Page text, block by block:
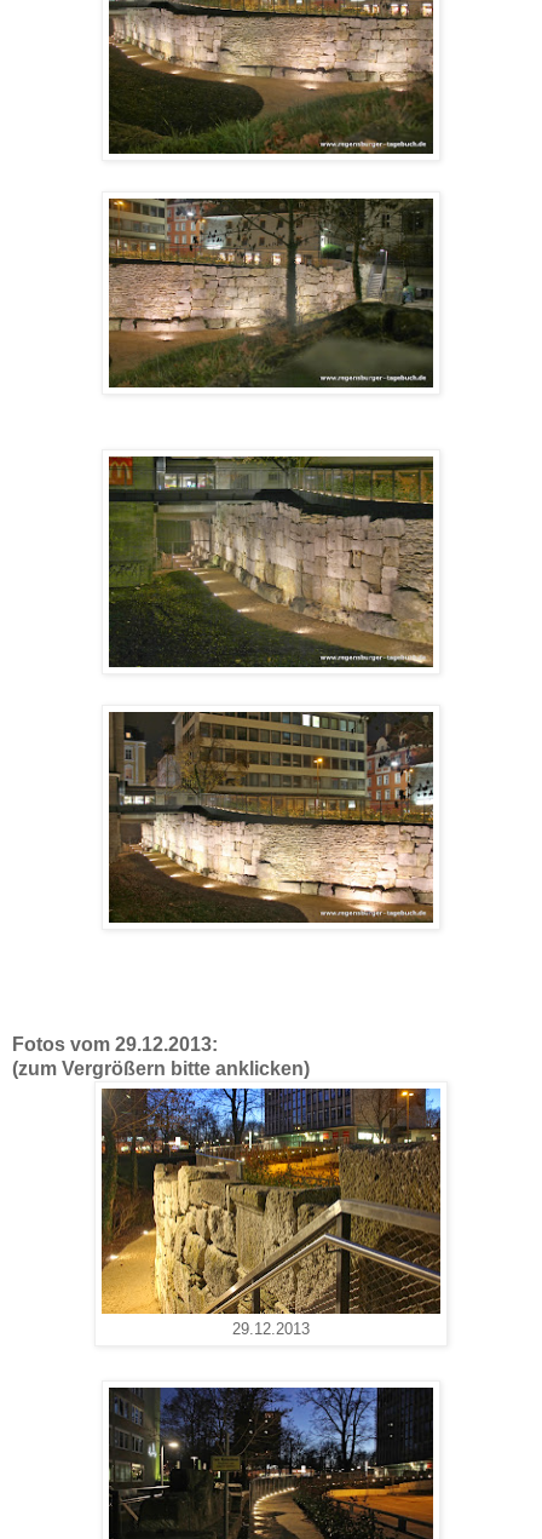
Fotos vom 29.12.2013:
(zum Vergrößern bitte anklicken)
29.12.2013